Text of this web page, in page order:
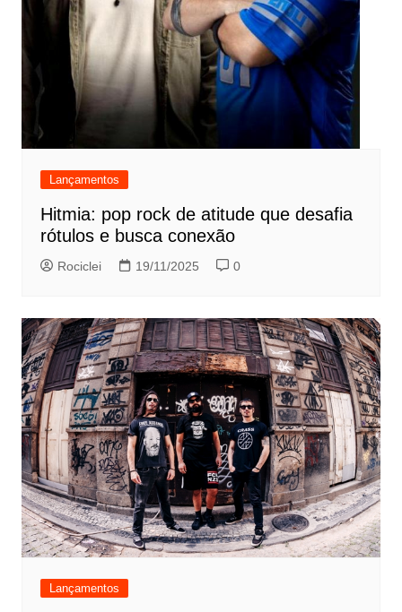
Lançamentos
Hitmia: pop rock de atitude que desafia
rótulos e busca conexão
Rociclei 19/11/2025 0
Lançamentos